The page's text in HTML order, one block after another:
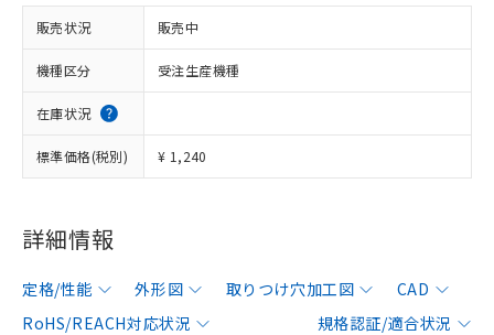
販売状況 販売中
機種区分 受注生産機種
在庫状況
標準価格(税別) ¥ 1,240
詳細情報
定格/性能 外形図 取りつけ穴加工図
CAD
RoHS/REACH対応状況
規格認証/適合状況